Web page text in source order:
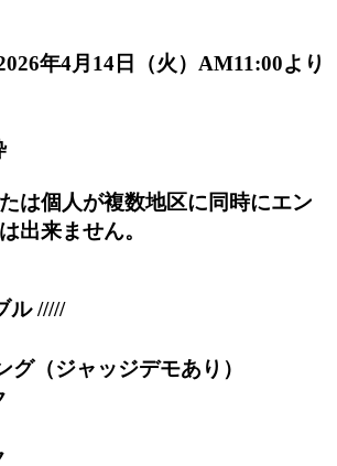
年4月14日（火）AM11:00より
は個人が複数地区に同時にエン
出来ません。
ル /////
グ（ジャッジデモあり）